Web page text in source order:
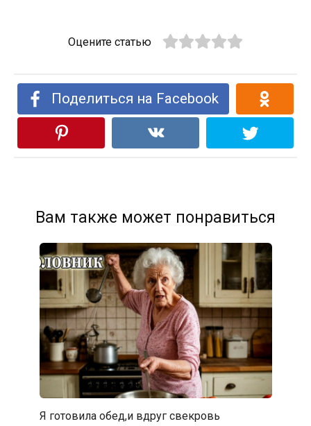
Оцените статью
Поделиться на Facebook
Вам также может понравиться
Я готовила обед,и вдруг свекровь